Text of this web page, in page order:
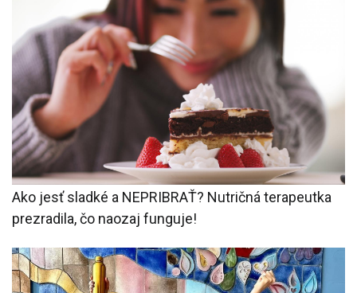
Ako jesť sladké a NEPRIBRAŤ? Nutričná terapeutka
prezradila, čo naozaj funguje!